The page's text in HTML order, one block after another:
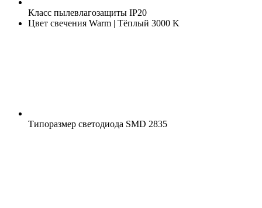
Класс пылевлагозащиты IP20
Цвет свечения Warm | Тёплый 3000 K
Типоразмер светодиода SMD 2835